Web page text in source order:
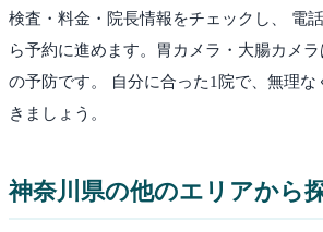
検査・料金・院長情報をチェックし、 電
ら予約に進めます。胃カメラ・大腸カメ
の予防です。 自分に合った1院で、無理な
きましょう。
神奈川県の他のエリアから